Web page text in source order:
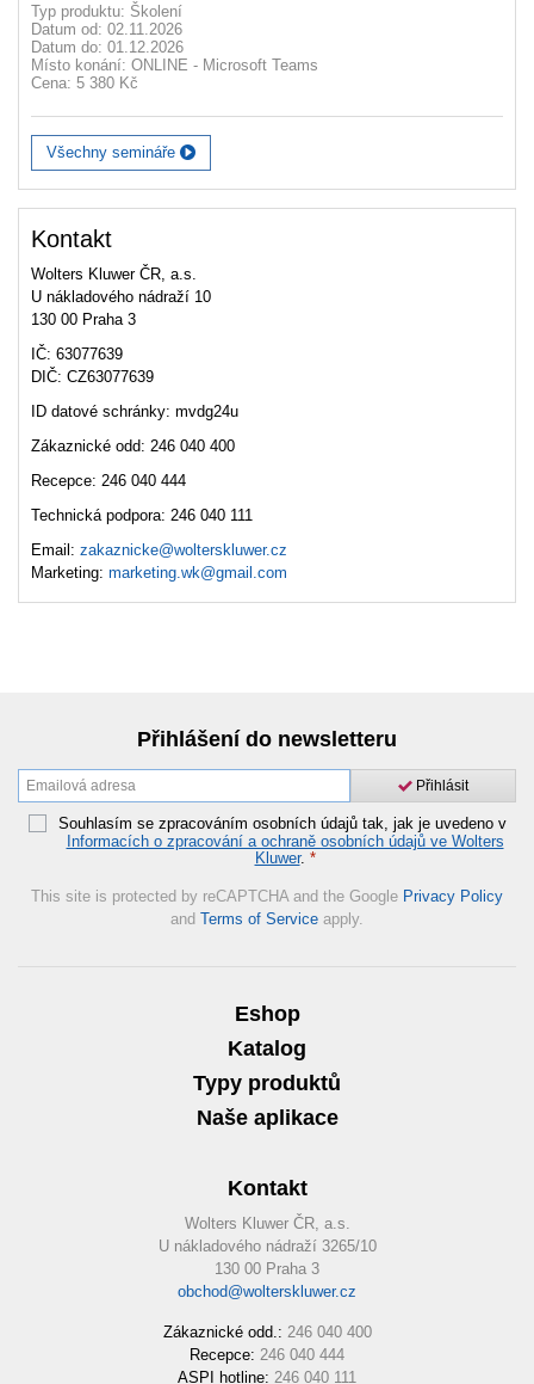
Typ produktu: Školení
Datum od: 02.11.2026
Datum do: 01.12.2026
Místo konání: ONLINE - Microsoft Teams
Cena: 5 380 Kč
Všechny semináře
Kontakt
Wolters Kluwer ČR, a.s.
U nákladového nádraží 10
130 00 Praha 3
IČ: 63077639
DIČ: CZ63077639
ID datové schránky: mvdg24u
Zákaznické odd: 246 040 400
Recepce: 246 040 444
Technická podpora: 246 040 111
Email: zakaznicke@wolterskluwer.cz
Marketing: marketing.wk@gmail.com
Přihlášení do newsletteru
Přihlásit
Souhlasím se zpracováním osobních údajů tak, jak je uvedeno v
Informacích o zpracování a ochraně osobních údajů ve Wolters
Kluwer. *
This site is protected by reCAPTCHA and the Google Privacy Policy
and Terms of Service apply.
Eshop
Katalog
Typy produktů
Naše aplikace
Kontakt
Wolters Kluwer ČR, a.s.
U nákladového nádraží 3265/10
130 00 Praha 3
obchod@wolterskluwer.cz
Zákaznické odd.: 246 040 400
Recepce: 246 040 444
ASPI hotline: 246 040 111